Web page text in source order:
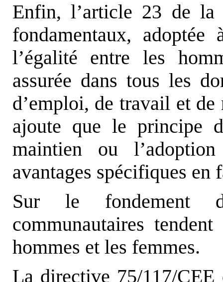
Enfin, l’article 23 de la
fondamentaux,
l’égalité entre les
assurée dans tous les
d’emploi, de travail et
ajoute que le principe
maintien ou
avantages spécifiques en
Sur le fondement
communautaires
hommes et les femmes.
La directive 75/117/